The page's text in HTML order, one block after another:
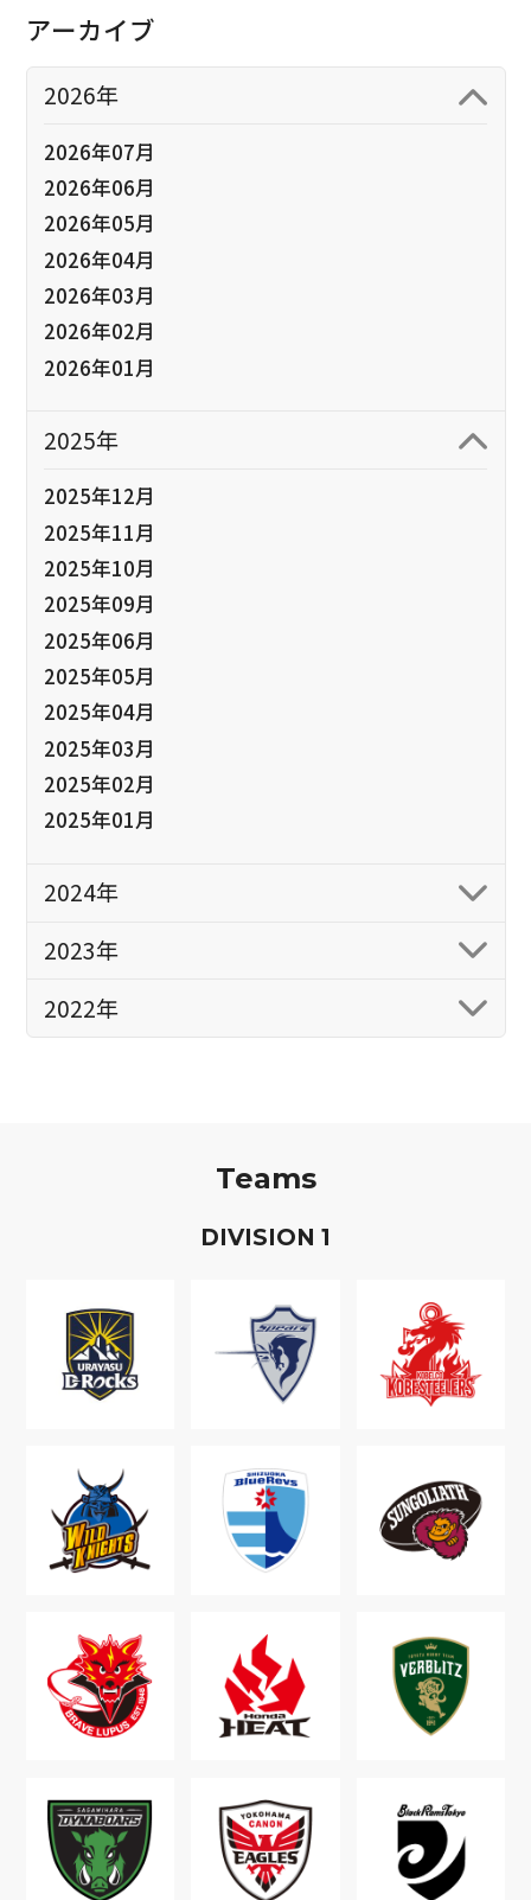
アーカイブ
2026年
2026年07月
2026年06月
2026年05月
2026年04月
2026年03月
2026年02月
2026年01月
2025年
2025年12月
2025年11月
2025年10月
2025年09月
2025年06月
2025年05月
2025年04月
2025年03月
2025年02月
2025年01月
2024年
2023年
2022年
Teams
DIVISION 1